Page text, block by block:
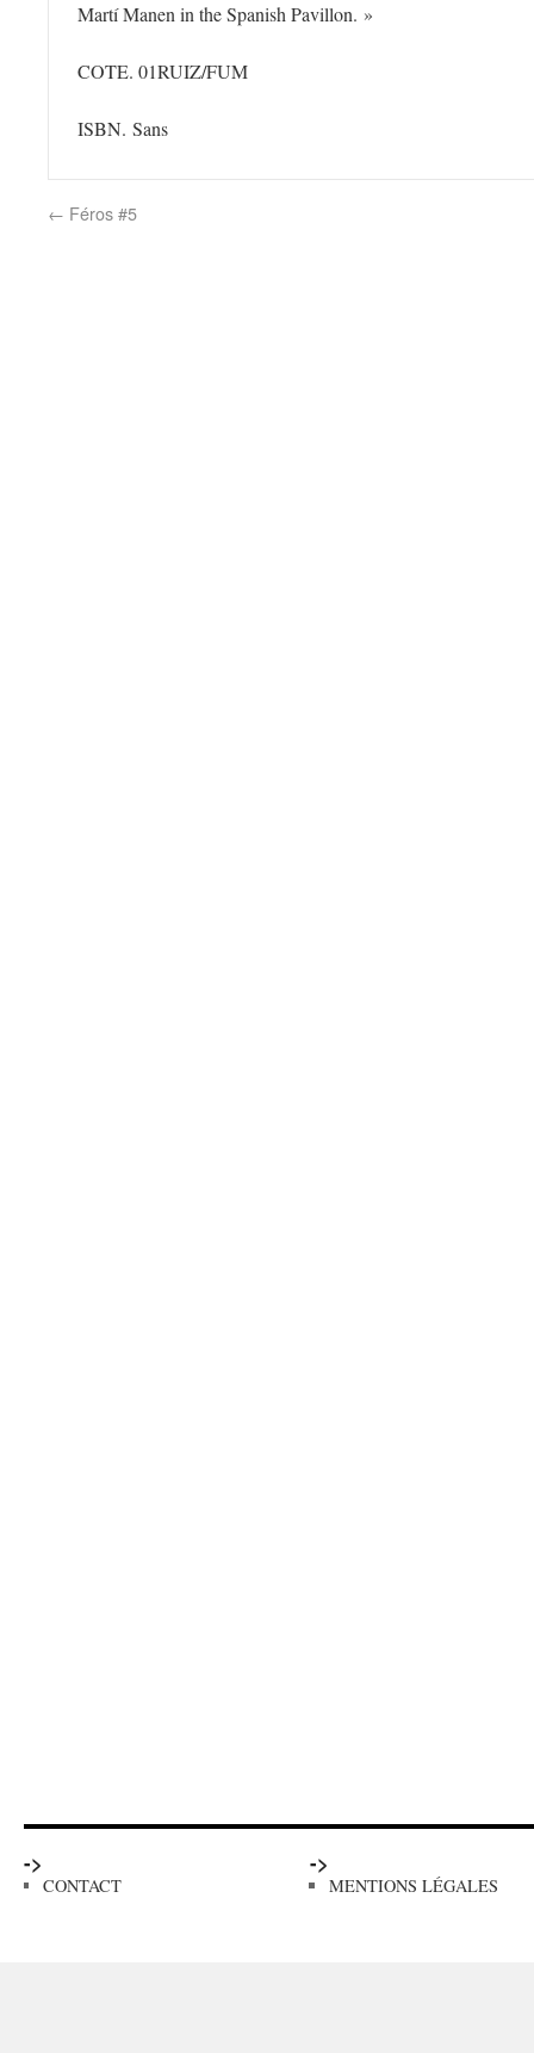
Martí Manen in the Spanish Pavillon. »
COTE. 01RUIZ/FUM
ISBN. Sans
← Féros #5
->
CONTACT
->
MENTIONS LÉGALES